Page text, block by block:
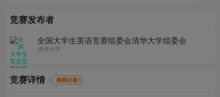
竞赛发布者
全国大学生英语竞赛组委会清华大学组委会
清华大学
竞赛详情